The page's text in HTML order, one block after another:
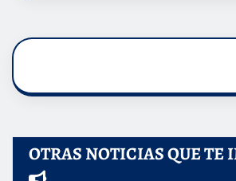
OTRAS NOTICIAS QUE TE